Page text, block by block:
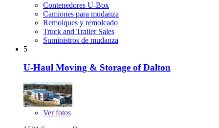
Contenedores U-Box
Camiones para mudanza
Remolques y remolcado
Truck and Trailer Sales
Suministros de mudanza
5
U-Haul Moving & Storage of Dalton
Verfotos